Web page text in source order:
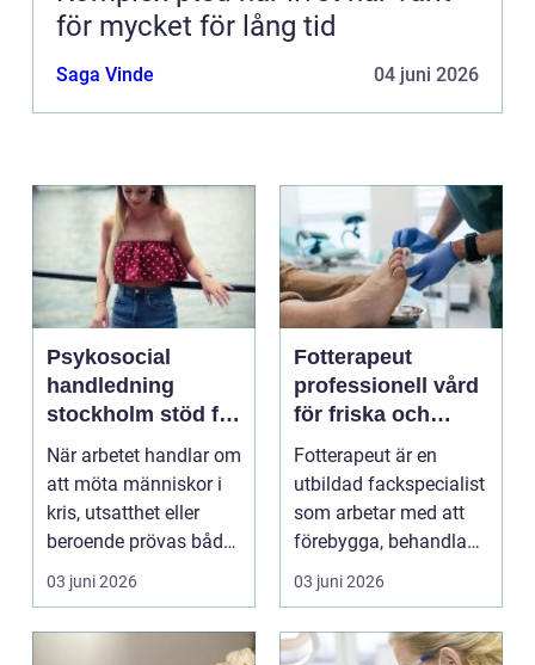
för mycket för lång tid
Saga Vinde 04 juni 2026
Psykosocial
handledning
stockholm stöd för
hållbart arbete
med människor
När arbetet handlar om
att möta människor i
kris, utsatthet eller
beroende prövas både
yrkesrollen o...
03 juni 2026
Fotterapeut
professionell vård
för friska och
starkare fötter
Fotterapeut är en
utbildad fackspecialist
som arbetar med att
förebygga, behandla
och lindra problem...
03 juni 2026